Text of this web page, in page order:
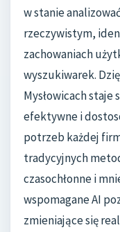
w stanie
rzeczywistym,
zachowaniach
wyszukiwarek.
Mysłowicach staje
efektywne i
potrzeb każdej
tradycyjnych
czasochłonne i
wspomagane AI
zmieniające się